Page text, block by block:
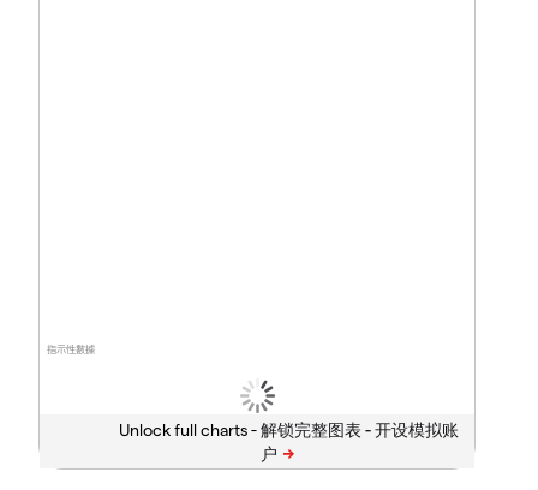
指示性數據
Unlock full charts -